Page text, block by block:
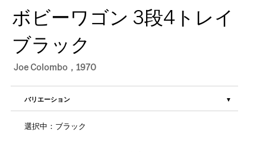
ボビーワゴン 3段4トレイ
ブラック
Joe Colombo，1970
バリエーション
選択中：ブラック